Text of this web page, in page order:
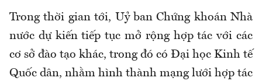
Trong thời gian tới, Uỷ ban Chứng khoán Nhà
nước dự kiến tiếp tục mở rộng hợp tác với các
cơ sở đào tạo khác, trong đó có Đại học Kinh tế
Quốc dân, nhằm hình thành mạng lưới hợp tác